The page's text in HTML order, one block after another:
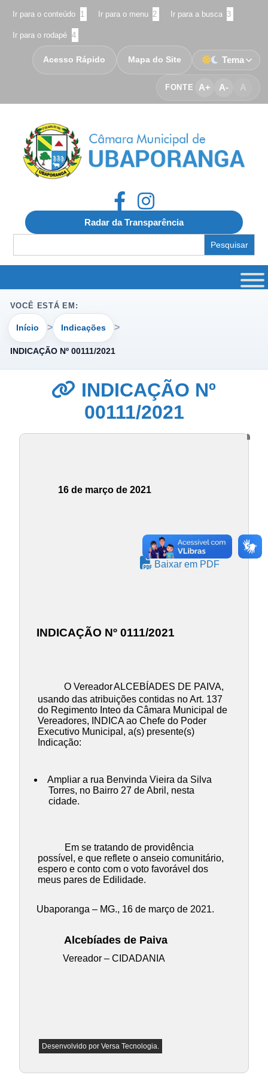
Ir para o conteúdo 1 Ir para o menu 2 Ir para a busca 3
Ir para o rodapé 4
FONTE A+ A- A
Acesso Rápido Mapa do Site Tema
Radar da Transparência
for:
VOCÊ ESTÁ EM:
Início Indicações
INDICAÇÃO Nº 00111/2021
INDICAÇÃO Nº
00111/2021
16 de março de 2021
Baixar em PDF
INDICAÇÃO Nº 0111/2021
O VereadorALCEBÍADES DE PAIVA,
usando das atribuições contidas no Art. 137
do Regimento Inteo da Câmara Municipal de
Vereadores, INDICA ao Chefe do Poder
Executivo Municipal, a(s) presente(s)
Indicação:
Ampliar a rua Benvinda Vieira da Silva
Torres, no Bairro 27 de Abril, nesta
cidade.
Em se tratando de providência
possível, e que reflete o anseio comunitário,
espero e conto com o voto favorável dos
meus pares de Edilidade.
Ubaporanga – MG., 16 de março de 2021.
Alcebíades de Paiva
Vereador – CIDADANIA
Desenvolvido por Versa Tecnologia.